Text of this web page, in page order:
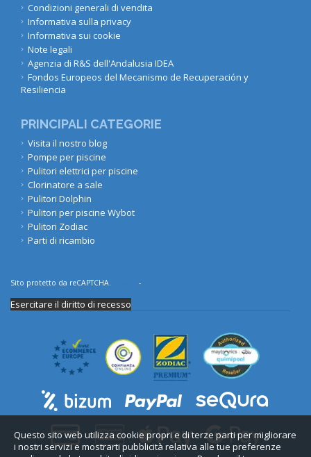
Condizioni generali di vendita
Informativa sulla privacy
Informativa sui cookie
Note legali
Agenzia di R&S dell'Andalusia IDEA
Fondos Europeos del Mecanismo de Recuperación y
Resiliencia
PRINCIPALI CATEGORIE
Visita il nostro blog
Pompe per piscine
Pulitori elettrici per piscine
Clorinatore a sale
Pulitori Dolphin
Pulitori per piscine Wybot
Pulitori Zodiac
Parti di ricambio
Questo sito web utilizza cookie propri e di terze parti per migliorare
i nostri servizi e mostrarti pubblicità relativa alle tue preferenze
Sito protetto da reCAPTCHA. -
Esercitare il diritto di recesso